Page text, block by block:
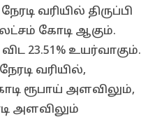
வரியில் திருப்பி
கோடி ஆகும்.
23.51% உயர்வாகும்.
வரியில்,
ரூபாய் அளவிலும்,
அளவிலும்